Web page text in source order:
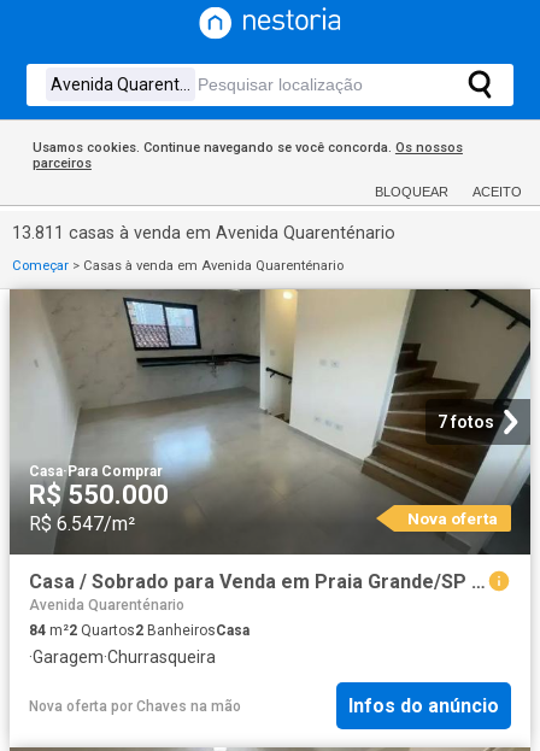
Usamos cookies. Continue navegando se você concorda. Os nossos
parceiros
BLOQUEAR ACEITO
13.811 casas à venda em Avenida Quarenténario
Começar > Casas à venda em Avenida Quarenténario
7 fotos
Casa·Para Comprar
R$ 550.000
R$ 6.547/m² Nova oferta
Casa / Sobrado para Venda em Praia Grande/SP Vila Assunção 2 Quartos
Avenida Quarenténario
84 m²2 Quartos2 BanheirosCasa
·Garagem·Churrasqueira
Nova oferta por Chaves na mão Infos do anúncio